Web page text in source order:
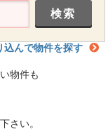
込んで物件を探す
物件も
さい。